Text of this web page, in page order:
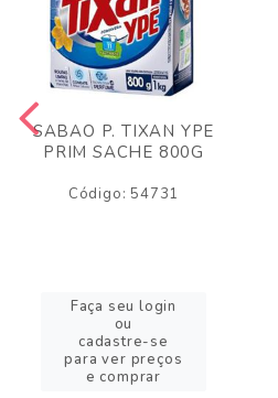
SABAO P. TIXAN YPE
PRIM SACHE 800G
Código: 54731
Faça seu login
ou
cadastre-se
para ver preços
e comprar